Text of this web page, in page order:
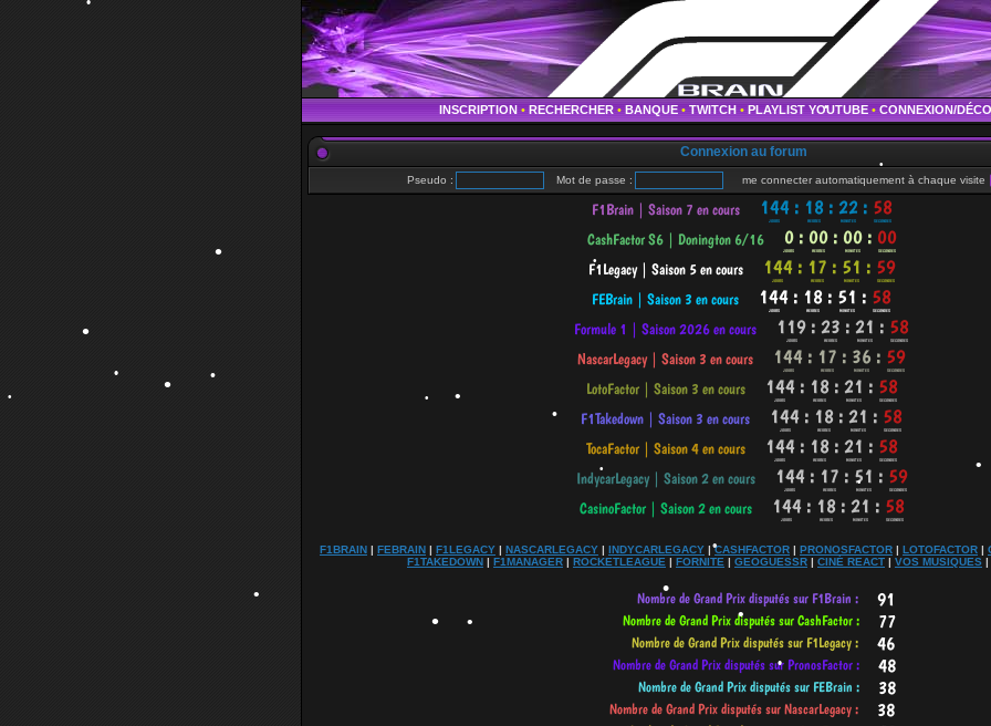
INSCRIPTION • RECHERCHER • BANQUE • TWITCH • PLAYLIST YOUTUBE • CONNEXION/
Connexion au forum
Pseudo : Mot de passe : me connecter automatiquement à chaque visite
F1BRAIN | FEBRAIN | F1LEGACY | NASCARLEGACY | INDYCARLEGACY |CASHFACTOR | PRONOSFACTOR | LOTOFACTOR |
F1TAKEDOWN | F1MANAGER | ROCKETLEAGUE | FORNITE | GEOGUESSR | CINÉ REACT | VOS MUSIQUES |
•
•
•
•
•